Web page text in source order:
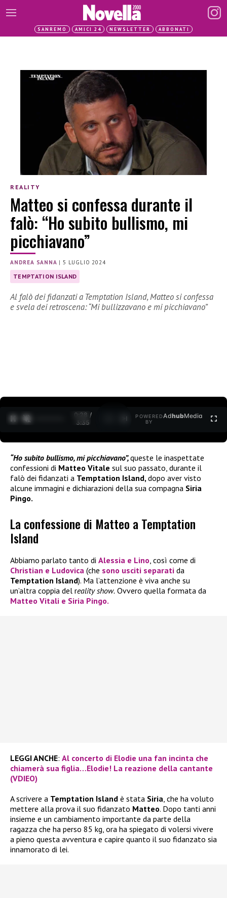
SANREMO AMICI 24 NEWSLETTER ABBONATI
REALITY
Matteo si confessa durante il
falò: “Ho subito bullismo, mi
picchiavano”
ANDREA SANNA |5 LUGLIO 2024
TEMPTATION ISLAND
Al falò dei fidanzati a Temptation Island, Matteo si confessa
e svela dei retroscena: “Mi bullizzavano e mi picchiavano”
0:29 /
3:35
POWERED
BY
AdhubMedia
“Ho subito bullismo, mi picchiavano”,queste le inaspettate
confessioni di Matteo Vitale sul suo passato, durante il
falò dei fidanzati a Temptation Island, dopo aver visto
alcune immagini e dichiarazioni della sua compagna Siria
Pingo.
La confessione di Matteo a Temptation
Island
Abbiamo parlato tanto di Alessia e Lino, così come di
Christian e Ludovica (che sono usciti separati da
Temptation Island). Ma l’attenzione è viva anche su
un’altra coppia del reality show. Ovvero quella formata da
Matteo Vitali e Siria Pingo.
LEGGI ANCHE: Al concerto di Elodie una fan incinta che
chiamerà sua figlia…Elodie! La reazione della cantante
(VDIEO)
A scrivere a Temptation Island è stata Siria, che ha voluto
mettere alla prova il suo fidanzato Matteo. Dopo tanti anni
insieme e un cambiamento importante da parte della
ragazza che ha perso 85 kg, ora ha spiegato di volersi vivere
a pieno questa avventura e capire quanto il suo fidanzato sia
innamorato di lei.